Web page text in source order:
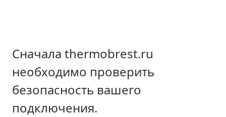
Сначала thermobrest.ru
необходимо проверить
безопасность вашего
подключения.